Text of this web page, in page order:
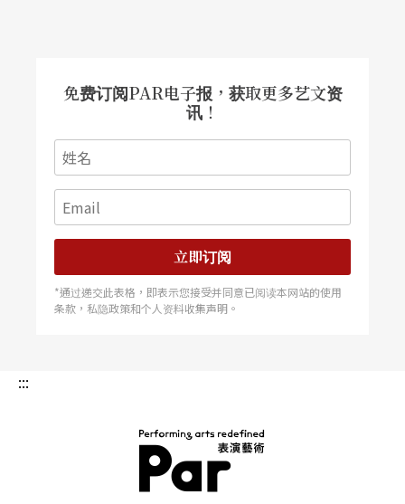
堆积出的滑稽荒谬感，而偏偏这种无聊却又与人们
的真实生活相距不远，于是就产生了尤涅斯柯所说
的：「虚构的真实比日常现实更深刻、更富有意
义。」同时剧作家还特别标示，《椅子》是一出
「悲喜剧」（farce tragique），能够把两个极端的
形式放在一起，也显现其对人性的独特观察角度，
因为他说：「在我看来，喜剧的东西就是悲剧的东
慢增加，在无路可出的房子里，唯一的希望慢慢被
建立，但令人意外的巨大荒谬之结局，却巧妙地让
悲剧与喜剧同时并存，互相突出，剧作家想暗喻人
免费订阅PAR电子报，获取更多艺文资
讯！
立即订阅
*通过递交此表格，即表示您接受并同意已阅读本网站的使用
条款，私隐政策和个人资料收集声明。
:::